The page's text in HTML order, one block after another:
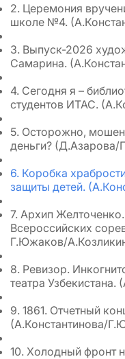
2. Церемония
школе №4.
3. Выпуск-2026
Самарина.
4. Сегодня я –
студентов ИТАС.
5. Осторожно,
деньги?
6. Коробка
защиты детей.
7. Архип
Всероссийских
Г.Южаков/
8. Ревизор.
театра
9. 1861. Отчетный
(А.Константинова/
10. Холодный фронт